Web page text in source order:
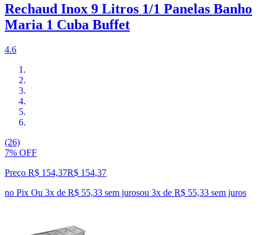
Rechaud Inox 9 Litros 1/1 Panelas Banho
Maria 1 Cuba Buffet
4.6
(26)
7% OFF
Preço R$ 154,37R$ 154,37
no Pix Ou 3x de R$ 55,33 sem jurosou 3x de R$ 55,33 sem juros